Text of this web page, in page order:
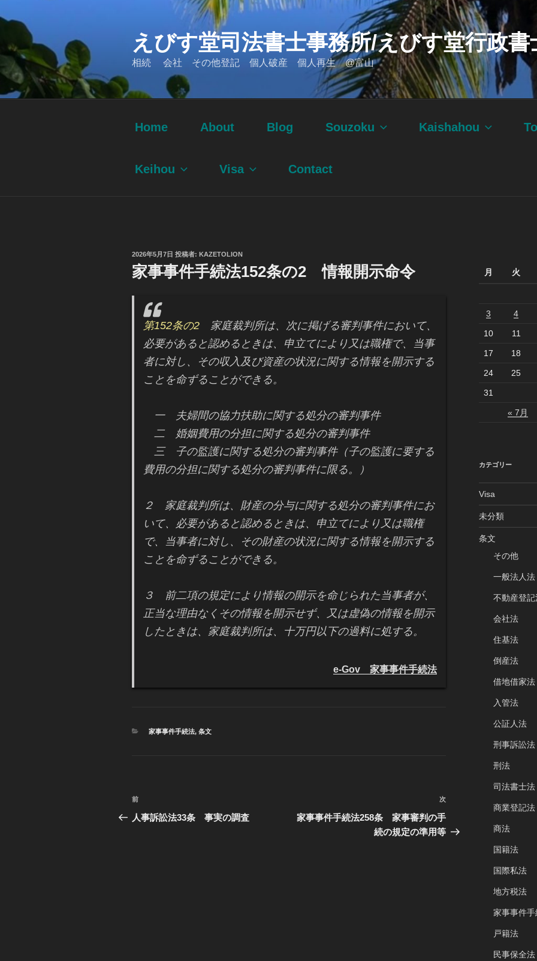
ン
ン
へ
ス
えびす堂司法書士事務所/えびす堂行政書
相続 会社 その他登記 個人破産 個人再生 @富山
Home About Blog Souzoku Kaishahou
Keihou Visa Contact
投
稿
日:
2026年5月7日 投稿者: KAZETOLION
家事事件手続法152条の2 情報開示命令
第152条の2 家庭裁判所は、次に掲げる審判事件において、
必要があると認めるときは、申立てにより又は職権で、当事
者に対し、その収入及び資産の状況に関する情報を開示する
ことを命ずることができる。
一 夫婦間の協力扶助に関する処分の審判事件
二 婚姻費用の分担に関する処分の審判事件
三 子の監護に関する処分の審判事件（子の監護に要する
費用の分担に関する処分の審判事件に限る。）
２ 家庭裁判所は、財産の分与に関する処分の審判事件にお
いて、必要があると認めるときは、申立てにより又は職権
で、当事者に対し、その財産の状況に関する情報を開示する
ことを命ずることができる。
３ 前二項の規定により情報の開示を命じられた当事者が、
正当な理由なくその情報を開示せず、又は虚偽の情報を開示
したときは、家庭裁判所は、十万円以下の過料に処する。
e-Gov 家事事件手続法
カ
家事事件手続法, 条文
投
稿
過
去
前
人事訴訟法33条 事実の調査
投
次
家事事件手続法258条 家事審判の手
続の規定の準用等
月 火
« 7月
3 4
10 11
17 18
24 25
31
カテゴリー
Visa
未分類
条文
その他
一般法人法
不動産登記
会社法
住基法
倒産法
借地借家法
入管法
公証人法
刑事訴訟法
刑法
司法書士法
商業登記法
商法
国籍法
国際私法
地方税法
家事事件手
戸籍法
民事保全法